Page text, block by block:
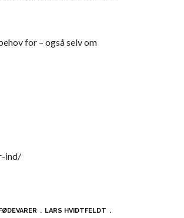
for – også selv om
ind/
LARS HVIDTFELDT